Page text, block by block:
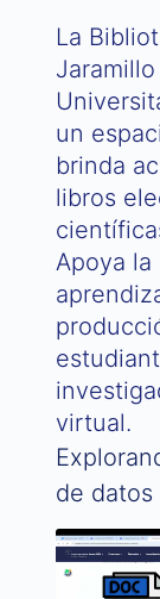
La
un
brinda
libros
Apoya la
virtual.
de